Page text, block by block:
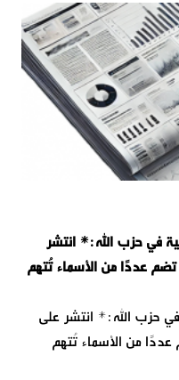
في حزب الله:* انتشر
تضم عددًا من الأسماء تُتهم
حزب الله:* انتشر على
عددًا من الأسماء تُتهم